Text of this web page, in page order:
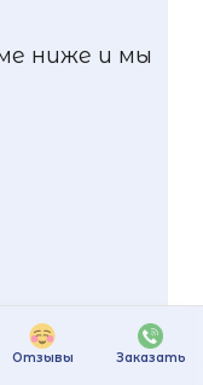
Отзывы Заказать
ниже и мы